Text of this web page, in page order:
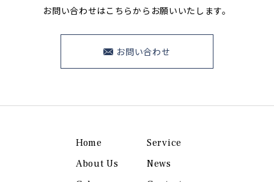
お問い合わせはこちらからお願いいたします。
お問い合わせ
Home
Service
About Us
News